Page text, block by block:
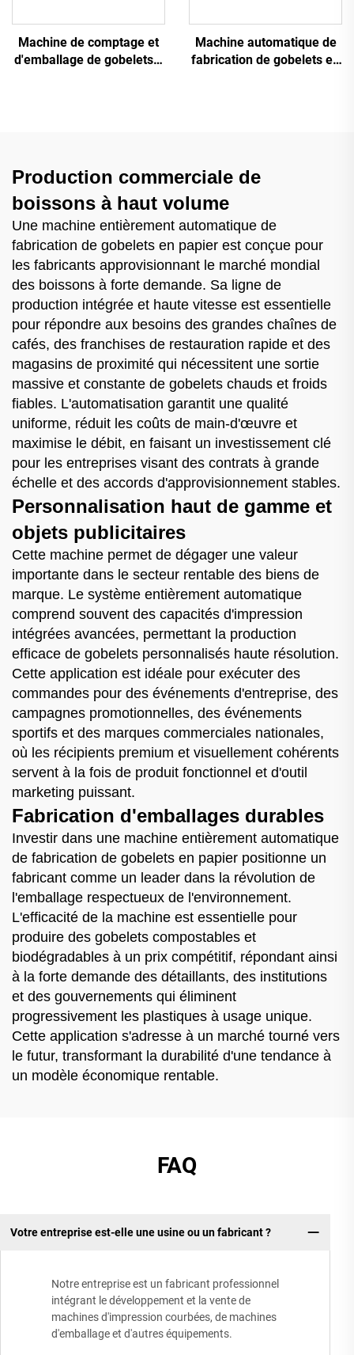
Machine de comptage et
d'emballage de gobelets à
Machine automatique de
fabrication de gobelets en
Production commerciale de
boissons à haut volume
Une machine entièrement automatique de
fabrication de gobelets en papier est conçue pour
les fabricants approvisionnant le marché mondial
des boissons à forte demande. Sa ligne de
production intégrée et haute vitesse est essentielle
pour répondre aux besoins des grandes chaînes de
cafés, des franchises de restauration rapide et des
magasins de proximité qui nécessitent une sortie
massive et constante de gobelets chauds et froids
fiables. L'automatisation garantit une qualité
uniforme, réduit les coûts de main-d'œuvre et
maximise le débit, en faisant un investissement clé
pour les entreprises visant des contrats à grande
échelle et des accords d'approvisionnement stables.
Personnalisation haut de gamme et
objets publicitaires
Cette machine permet de dégager une valeur
importante dans le secteur rentable des biens de
marque. Le système entièrement automatique
comprend souvent des capacités d'impression
intégrées avancées, permettant la production
efficace de gobelets personnalisés haute résolution.
Cette application est idéale pour exécuter des
commandes pour des événements d'entreprise, des
campagnes promotionnelles, des événements
sportifs et des marques commerciales nationales,
où les récipients premium et visuellement cohérents
servent à la fois de produit fonctionnel et d'outil
marketing puissant.
Fabrication d'emballages durables
Investir dans une machine entièrement automatique
de fabrication de gobelets en papier positionne un
fabricant comme un leader dans la révolution de
l'emballage respectueux de l'environnement.
L'efficacité de la machine est essentielle pour
produire des gobelets compostables et
biodégradables à un prix compétitif, répondant ainsi
à la forte demande des détaillants, des institutions
et des gouvernements qui éliminent
progressivement les plastiques à usage unique.
Cette application s'adresse à un marché tourné vers
le futur, transformant la durabilité d'une tendance à
un modèle économique rentable.
FAQ
Votre entreprise est-elle une usine ou un fabricant ?
Notre entreprise est un fabricant professionnel
intégrant le développement et la vente de
machines d'impression courbées, de machines
d'emballage et d'autres équipements.